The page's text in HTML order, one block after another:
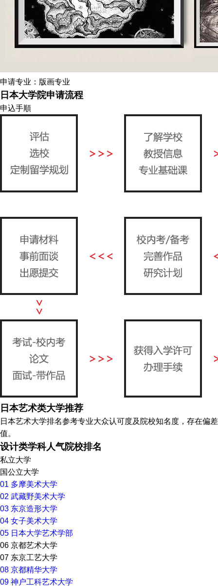
申请专业：版画专业
日本大学院申请流程
申込手順
日本艺术类大学推荐
日本艺术大学排名参考专业大众认可度及院校知名度，存在偏差
值。
设计类学科人气院校排名
私立大学
国公立大学
01 多摩美术大学
02 武藏野美术大学
03 东京造形大学
04 女子美术大学
05 日本大学艺术学部
06 京都艺术大学
07 东京工艺大学
08 京都精华大学
09 神户工科艺术大学